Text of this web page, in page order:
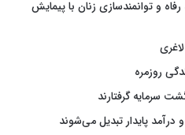
و توانمندسازی زنان با پیمایش
روزمره
سرمایه گرفتارند
پایدار تبدیل می‌شوند